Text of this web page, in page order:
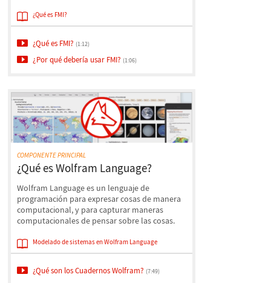
¿Qué es FMI?
¿Qué es FMI?(1:12)
¿Por qué debería usar FMI?(1:06)
COMPONENTE PRINCIPAL
¿Qué es Wolfram Language?
Wolfram Language es un lenguaje de
programación para expresar cosas de manera
computacional, y para capturar maneras
computacionales de pensar sobre las cosas.
Modelado de sistemas en Wolfram Language
¿Qué son los Cuadernos Wolfram?(7:49)